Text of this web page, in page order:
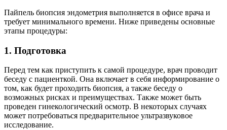
Пайпель биопсия эндометрия выполняется в офисе врача и
требует минимального времени. Ниже приведены основные
этапы процедуры:
1. Подготовка
Перед тем как приступить к самой процедуре, врач проводит
беседу с пациенткой. Она включает в себя информирование о
том, как будет проходить биопсия, а также беседу о
возможных рисках и преимуществах. Также может быть
проведен гинекологический осмотр. В некоторых случаях
может потребоваться предварительное ультразвуковое
исследование.